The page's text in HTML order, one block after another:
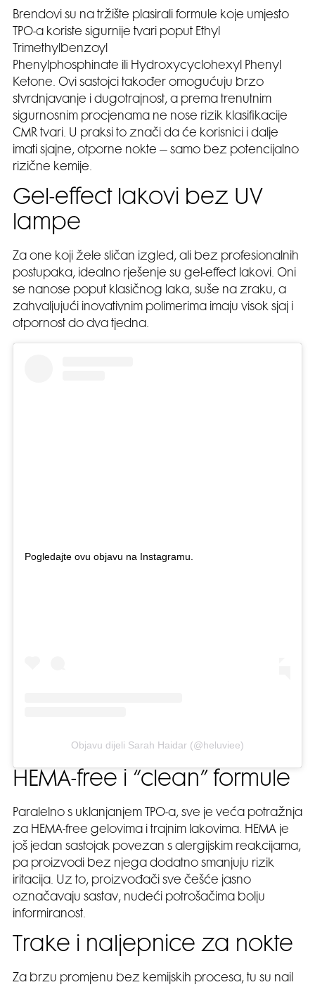
Brendovi su na tržište plasirali formule koje umjesto
TPO-a koriste sigurnije tvari poput Ethyl
Trimethylbenzoyl
Phenylphosphinate ili Hydroxycyclohexyl Phenyl
Ketone. Ovi sastojci također omogućuju brzo
stvrdnjavanje i dugotrajnost, a prema trenutnim
sigurnosnim procjenama ne nose rizik klasifikacije
CMR tvari. U praksi to znači da će korisnici i dalje
imati sjajne, otporne nokte – samo bez potencijalno
rizične kemije.
Gel-effect lakovi bez UV
lampe
Za one koji žele sličan izgled, ali bez profesionalnih
postupaka, idealno rješenje su gel-effect lakovi. Oni
se nanose poput klasičnog laka, suše na zraku, a
zahvaljujući inovativnim polimerima imaju visok sjaj i
otpornost do dva tjedna.
Pogledajte ovu objavu na Instagramu.
Objavu dijeli Sarah Haidar (@heluviee)
HEMA-free i “clean” formule
Paralelno s uklanjanjem TPO-a, sve je veća potražnja
za HEMA-free gelovima i trajnim lakovima. HEMA je
još jedan sastojak povezan s alergijskim reakcijama,
pa proizvodi bez njega dodatno smanjuju rizik
iritacija. Uz to, proizvođači sve češće jasno
označavaju sastav, nudeći potrošačima bolju
informiranost.
Trake i naljepnice za nokte
Za brzu promjenu bez kemijskih procesa, tu su nail